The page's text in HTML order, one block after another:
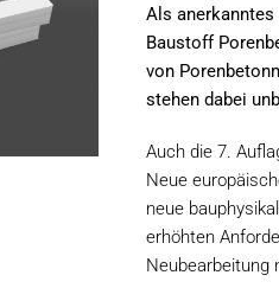
Als
Baustoff
von
stehen dabei
Auch die 7.
Neue
neue
erhöhten
Neubearbeitung